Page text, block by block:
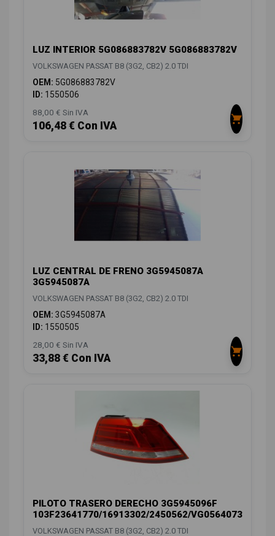
LUZ INTERIOR 5G086883782V 5G086883782V
VOLKSWAGEN PASSAT B8 (3G2, CB2) 2.0 TDI
OEM: 5G086883782V
ID: 1550506
88,00 € Sin IVA
106,48 € Con IVA
LUZ CENTRAL DE FRENO 3G5945087A
3G5945087A
VOLKSWAGEN PASSAT B8 (3G2, CB2) 2.0 TDI
OEM: 3G5945087A
ID: 1550505
28,00 € Sin IVA
33,88 € Con IVA
PILOTO TRASERO DERECHO 3G5945096F
103F23641770/16913302/2450562/VG0564073
VOLKSWAGEN PASSAT B8 (3G2, CB2) 2.0 TDI